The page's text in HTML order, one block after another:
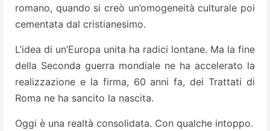
romano, quando si creò un’omogeneità culturale poi
cementata dal cristianesimo.
L’idea di un’Europa unita ha radici lontane. Ma la fine
della Seconda guerra mondiale ne ha accelerato la
realizzazione e la firma, 60 anni fa, dei Trattati di
Roma ne ha sancito la nascita.
Oggi è una realtà consolidata. Con qualche intoppo.